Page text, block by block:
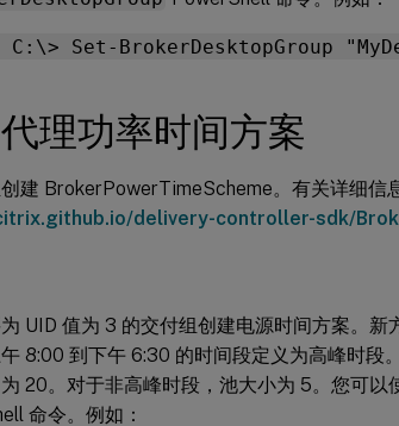
C:\> Set-BrokerDesktopGroup
理功率时间方案
建 BrokerPowerTimeScheme。有关详细信
delivery-controller-sdk/
UID 值为 3 的交付组创建电源时间方案。
8:00 到下午 6:30 的时间段定义为高峰时段
20。对于非高峰时段，池大小为 5。您可以
命令。例如：